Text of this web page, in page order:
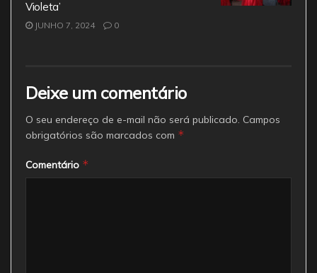
Violeta’
JUNHO 7, 2024 0
Deixe um comentário
O seu endereço de e-mail não será publicado. Campos
obrigatórios são marcados com *
Comentário *